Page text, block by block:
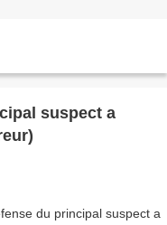
suspect a